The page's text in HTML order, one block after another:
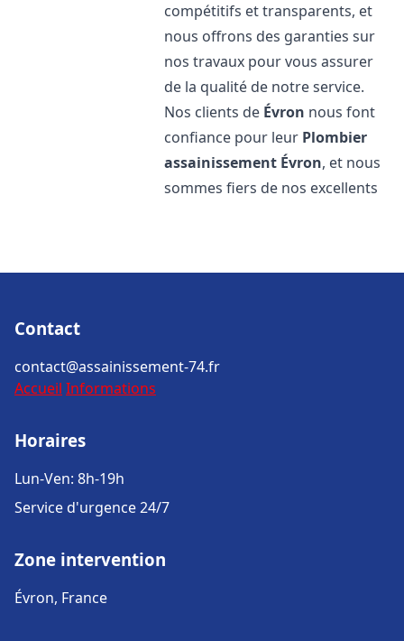
compétitifs et transparents, et
nous offrons des garanties sur
nos travaux pour vous assurer
de la qualité de notre service.
Nos clients de Évron nous font
confiance pour leur Plombier
assainissement Évron, et nous
sommes fiers de nos excellents
Contact
contact@assainissement-74.fr
Accueil Informations
Horaires
Lun-Ven: 8h-19h
Service d'urgence 24/7
Zone intervention
Évron, France